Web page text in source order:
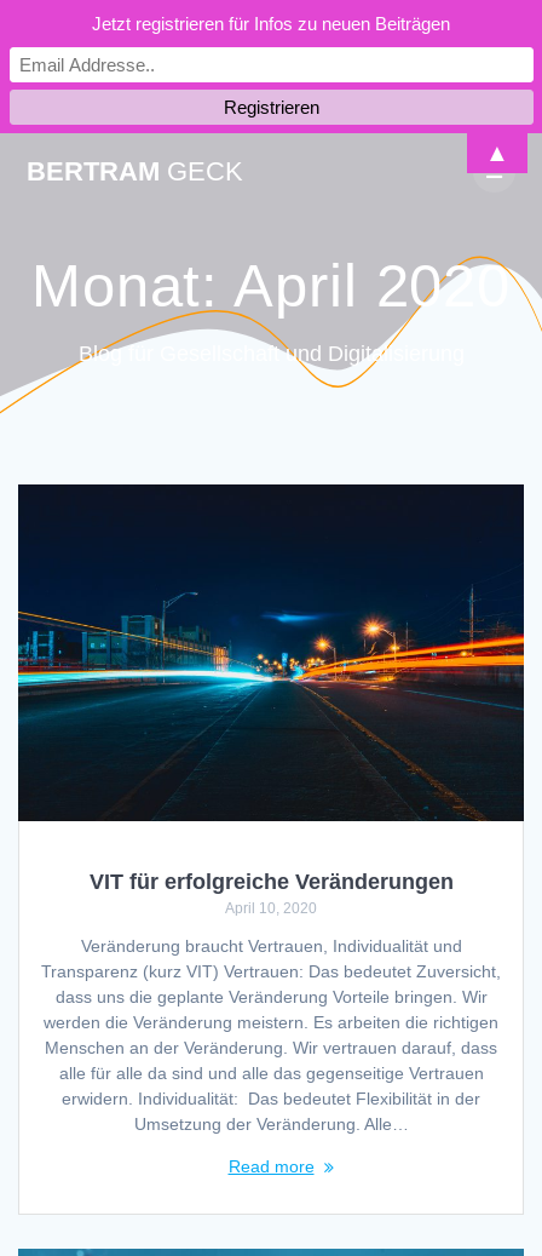
BERTRAM GECK
Monat: April 2020
Blog für Gesellschaft und Digitalisierung
VIT für erfolgreiche Veränderungen
April 10, 2020
Veränderung braucht Vertrauen, Individualität und
Transparenz (kurz VIT) Vertrauen: Das bedeutet Zuversicht,
dass uns die geplante Veränderung Vorteile bringen. Wir
werden die Veränderung meistern. Es arbeiten die richtigen
Menschen an der Veränderung. Wir vertrauen darauf, dass
alle für alle da sind und alle das gegenseitige Vertrauen
erwidern. Individualität: Das bedeutet Flexibilität in der
Umsetzung der Veränderung. Alle…
Read more
Jetzt registrieren für Infos zu neuen Beiträgen
▲